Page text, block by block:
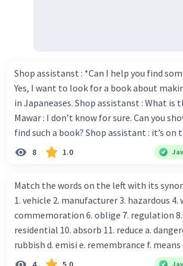
(Seorang pria berkata di umurnya
sudah akan meraih uang satu
dan seorang gadis berumur 17
sudah akan menjadi perancang
Jadi, jawaban untuk soal ini
made" will have become".
Beri Rating ·0.0( 0) Balas
Shop assistanst : *Can I help you find
Yes, I want to look for a book about
in Japaneases. Shop assistanst : What is
Mawar : I don’t know for sure. Can you
find such a book? Shop assistant : it’s on the shelves on
the corner in the foreign language
thanks. Is there any discount for every
for all items. Mawar : Great. The, may I
Shop assistant : Sure. You can use this
our books. Mawar : Yes. Thanks you Shop assistant : *Is
there anything else I can help, Miss?*
Shop assistant : Alright. Happy shopping, Miss.
8 1.0
Match the words on the left with its
1. vehicle 2. manufacturer 3. hazardous 4.
commemoration 6. oblige 7. regulation 8.
residential 10. absorb 11. reduce a. dangerous b. housing c.
rubbish d. emisi e. remembrance f. means of
transportation g. rule h. producer i. force j. suck up k.